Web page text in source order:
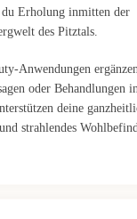
Erholung inmitten der
des Pitztals.
Anwendungen
oder Behandlungen
deine
strahlendes